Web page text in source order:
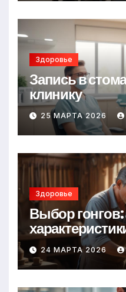
Здоровье
Запись в
клинику
25 МАРТА 2026
Здоровье
Выбор
24 МАРТА 2026